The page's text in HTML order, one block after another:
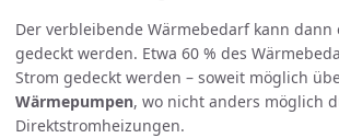
Der verbleibende Wärmebedarf kann
gedeckt werden. Etwa 60 % des
Strom gedeckt werden – soweit möglich
Wärmepumpen, wo nicht anders möglich
Direktstromheizungen.